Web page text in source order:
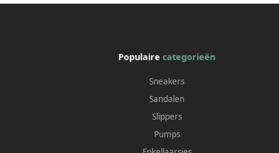
Populairecategorieën
Sneakers
Sandalen
Slippers
Pumps